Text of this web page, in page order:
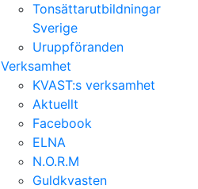
Tonsättarutbildningar
Sverige
Uruppföranden
Verksamhet
KVAST:s verksamhet
Aktuellt
Facebook
ELNA
N.O.R.M
Guldkvasten